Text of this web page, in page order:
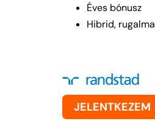
Éves bónusz
Hibrid,
JELENTKEZEM